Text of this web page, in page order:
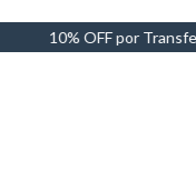
Cuotas sin intereses -